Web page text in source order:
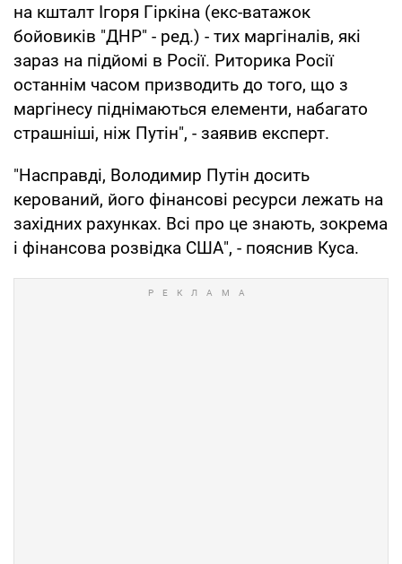
на кшталт Ігоря Гіркіна (екс-ватажок
бойовиків "ДНР" - ред.) - тих маргіналів, які
зараз на підйомі в Росії. Риторика Росії
останнім часом призводить до того, що з
маргінесу піднімаються елементи, набагато
страшніші, ніж Путін", - заявив експерт.
"Насправді, Володимир Путін досить
керований, його фінансові ресурси лежать на
західних рахунках. Всі про це знають, зокрема
і фінансова розвідка США", - пояснив Куса.